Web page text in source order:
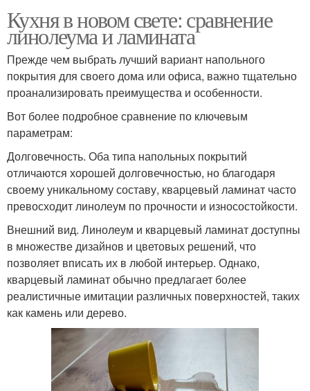
Кухня в новом свете: сравнение
линолеума и ламината
Прежде чем выбрать лучший вариант напольного
покрытия для своего дома или офиса, важно тщательно
проанализировать преимущества и особенности.
Вот более подробное сравнение по ключевым
параметрам:
Долговечность. Оба типа напольных покрытий
отличаются хорошей долговечностью, но благодаря
своему уникальному составу, кварцевый ламинат часто
превосходит линолеум по прочности и износостойкости.
Внешний вид. Линолеум и кварцевый ламинат доступны
в множестве дизайнов и цветовых решений, что
позволяет вписать их в любой интерьер. Однако,
кварцевый ламинат обычно предлагает более
реалистичные имитации различных поверхностей, таких
как камень или дерево.